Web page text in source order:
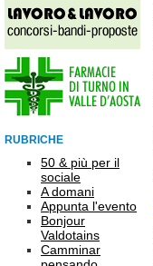
RUBRICHE
50 & più per il
sociale
A domani
Appunta l'evento
Bonjour
Valdotains
Camminar